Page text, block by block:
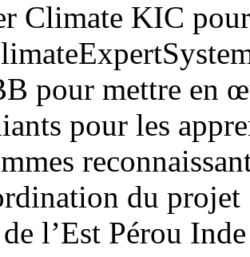
Climate KIC
pour mettre en
pour les
du
l’Est Pérou